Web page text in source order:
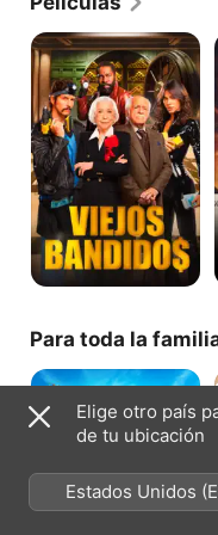
Viejos
bandidos
Para toda la
El
de
Elige otro país
de tu ubicación
Estados Unidos
México)